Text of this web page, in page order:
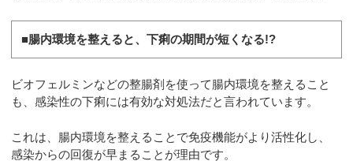
■腸内環境を整えると、下痢の期間が短くなる!?
ビオフェルミンなどの整腸剤を使って腸内環境を整えること
も、感染性の下痢には有効な対処法だと言われています。
これは、腸内環境を整えることで免疫機能がより活性化し、
感染からの回復が早まることが理由です。